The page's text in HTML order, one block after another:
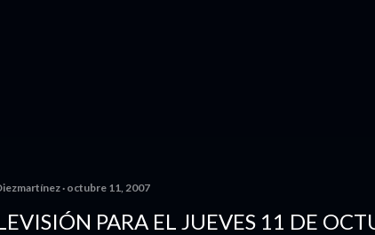
octubre 11, 2007
PARA EL JUEVES 11 DE